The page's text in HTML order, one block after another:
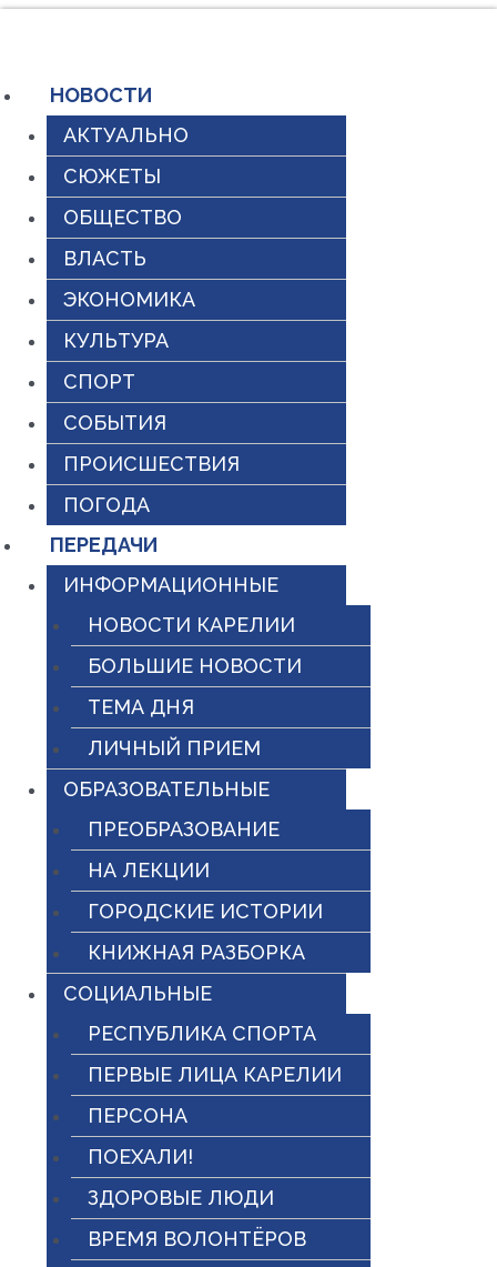
содержимому
НОВОСТИ
АКТУАЛЬНО
СЮЖЕТЫ
ОБЩЕСТВО
ВЛАСТЬ
ЭКОНОМИКА
КУЛЬТУРА
СПОРТ
СОБЫТИЯ
ПРОИСШЕСТВИЯ
ПОГОДА
ПЕРЕДАЧИ
ИНФОРМАЦИОННЫЕ
НОВОСТИ КАРЕЛИИ
БОЛЬШИЕ НОВОСТИ
ТЕМА ДНЯ
ЛИЧНЫЙ ПРИЕМ
ОБРАЗОВАТЕЛЬНЫЕ
ПРЕОБРАЗОВАНИЕ
НА ЛЕКЦИИ
ГОРОДСКИЕ ИСТОРИИ
КНИЖНАЯ РАЗБОРКА
СОЦИАЛЬНЫЕ
РЕСПУБЛИКА СПОРТА
ПЕРВЫЕ ЛИЦА КАРЕЛИИ
ПЕРСОНА
ПОЕХАЛИ!
ЗДОРОВЫЕ ЛЮДИ
ВРЕМЯ ВОЛОНТЁРОВ